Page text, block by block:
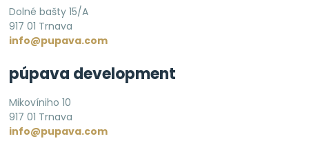
Dolné bašty 15/A
917 01 Trnava
info@pupava.com
púpava development
Mikovíniho 10
917 01 Trnava
info@pupava.com